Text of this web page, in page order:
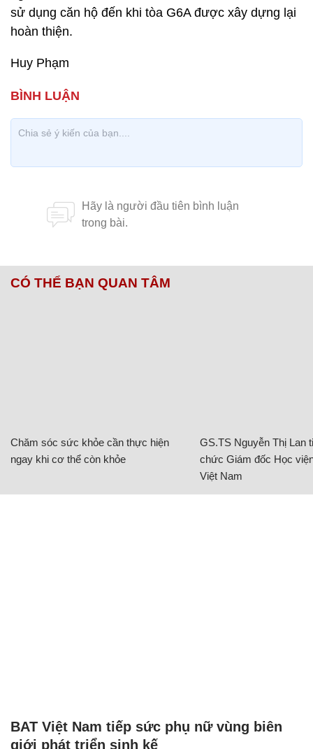
sử dụng căn hộ đến khi tòa G6A được xây dựng lại
hoàn thiện.
Huy Phạm
CÓ THỂ BẠN QUAN TÂM
Chăm sóc sức khỏe cần thực hiện
ngay khi cơ thể còn khỏe
GS.TS Nguyễn Thị Lan
chức Giám đốc Học
Việt Nam
BAT Việt Nam tiếp sức phụ nữ vùng biên
giới phát triển sinh kế